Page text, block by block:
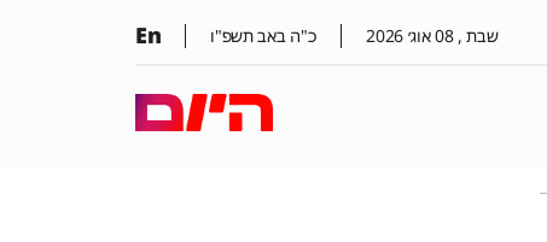
שבת , 08אוג׳ 2026 כ"ה באב תשפ"ו En